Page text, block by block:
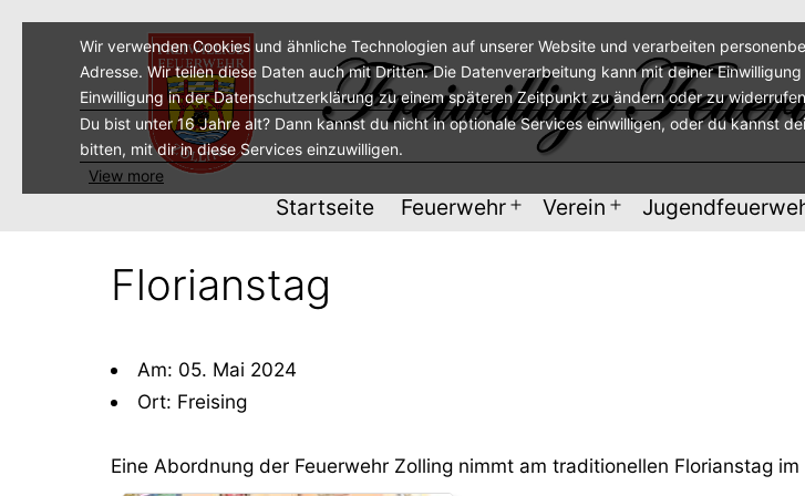
Startseite Feuerwehr MenüVerein Menü
Florianstag
Am: 05. Mai 2024
Ort: Freising
Eine Abordnung der Feuerwehr Zolling nimmt am traditionellen Florianstag
Wir verwenden Cookies und ähnliche Technologien auf unserer Website und verarbeiten
Adresse. Wir teilen diese Daten auch mit Dritten. Die Datenverarbeitung kann mit deiner
Einwilligung in der Datenschutzerklärung zu einem späteren Zeitpunkt zu ändern oder zu
Du bist unter 16 Jahre alt? Dann kannst du nicht in optionale Services einwilligen, oder du kannst
bitten, mit dir in diese Services einzuwilligen.
View more